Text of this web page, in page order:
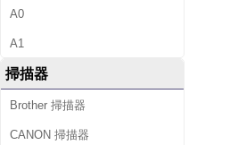
A0
A1
掃描器
Brother 掃描器
CANON 掃描器